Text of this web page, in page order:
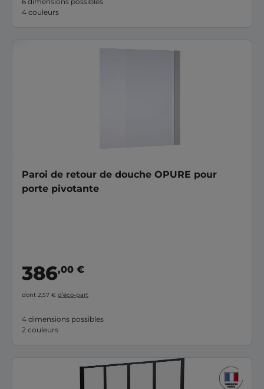
4 couleurs
Paroi de retour de douche OPURE pour
porte pivotante
386,00 €
dont 2,57 € d’éco-part
4 dimensions possibles
2 couleurs